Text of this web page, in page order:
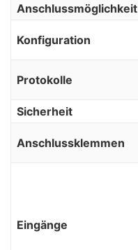
Anschlussmöglichkeit
Konfiguration
Protokolle
Sicherheit
Anschlussklemmen
Eingänge